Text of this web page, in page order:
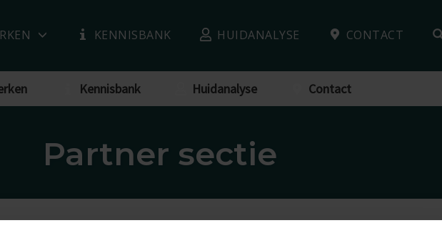
Kennisbank Huidanalyse Contact
KENNISBANK HUIDANALYSE CONTACT
Partner sectie